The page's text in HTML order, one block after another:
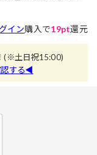
イン購入で19pt還元
(※土日祝15:00)
する◀